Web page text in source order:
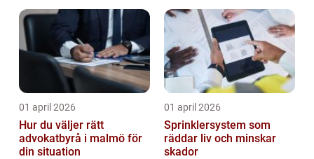
01 april 2026
Hur du väljer rätt
advokatbyrå i malmö för
din situation
01 april 2026
Sprinklersystem som
räddar liv och minskar
skador